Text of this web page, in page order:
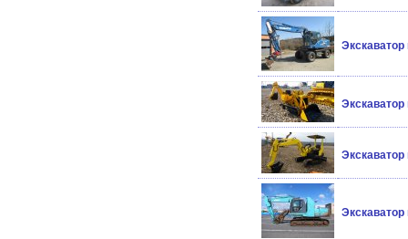
Экскаватор
Экскаватор
Экскаватор
Экскаватор